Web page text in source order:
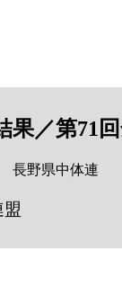
果／第71
長野県中体連